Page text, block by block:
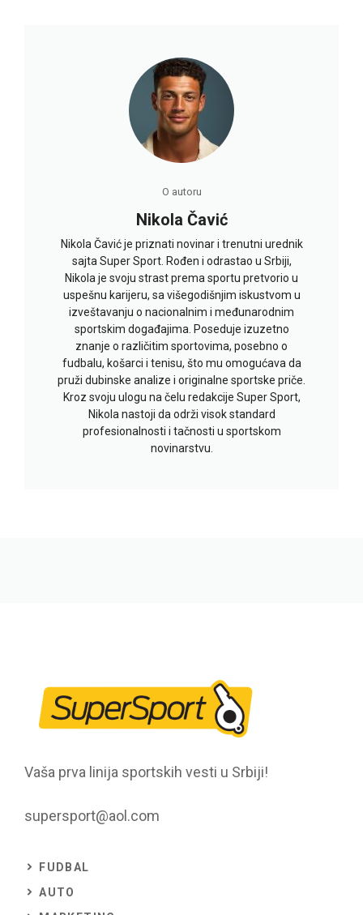
O autoru
Nikola Čavić
Nikola Čavić je priznati novinar i trenutni urednik
sajta Super Sport. Rođen i odrastao u Srbiji,
Nikola je svoju strast prema sportu pretvorio u
uspešnu karijeru, sa višegodišnjim iskustvom u
izveštavanju o nacionalnim i međunarodnim
sportskim događajima. Poseduje izuzetno
znanje o različitim sportovima, posebno o
fudbalu, košarci i tenisu, što mu omogućava da
pruži dubinske analize i originalne sportske priče.
Kroz svoju ulogu na čelu redakcije Super Sport,
Nikola nastoji da održi visok standard
profesionalnosti i tačnosti u sportskom
novinarstvu.
Vaša prva linija sportskih vesti u Srbiji!
supersport@aol.com
FUDBAL
AUTO